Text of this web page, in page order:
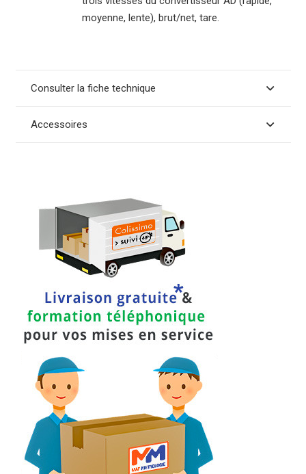
moyenne, lente), brut/net, tare.
Consulter la fiche technique
Accessoires